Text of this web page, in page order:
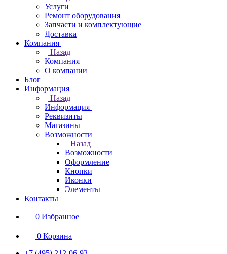
Услуги
Ремонт оборудования
Запчасти и комплектующие
Доставка
Компания
Назад
Компания
О компании
Блог
Информация
Назад
Информация
Реквизиты
Магазины
Возможности
Назад
Возможности
Оформление
Кнопки
Иконки
Элементы
Контакты
0 Избранное
0 Корзина